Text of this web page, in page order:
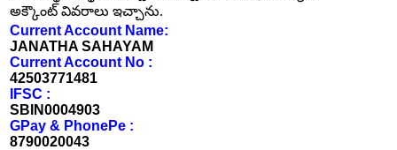
అక్కౌంట్ వివరాలు ఇచ్చాను.
Current Account Name:
JANATHA SAHAYAM
Current Account No :
42503771481
IFSC :
SBIN0004903
GPay & PhonePe :
8790020043